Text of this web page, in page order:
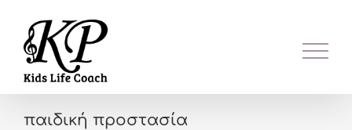
content
παιδική προστασία